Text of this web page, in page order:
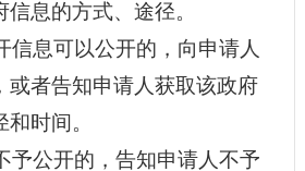
息的方式、途径。
信息可以公开的，向申请人
或者告知申请人获取该政府
时间。
予公开的，告知申请人不予